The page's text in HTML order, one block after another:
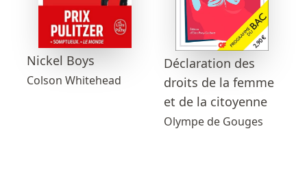
Nickel Boys
Colson Whitehead
Déclaration des
droits de la femme
et de la citoyenne
Olympe de Gouges